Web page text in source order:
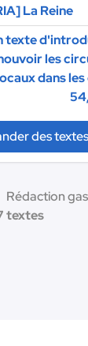
La Reine
texte
les
dans
des textes
Rédaction
textes